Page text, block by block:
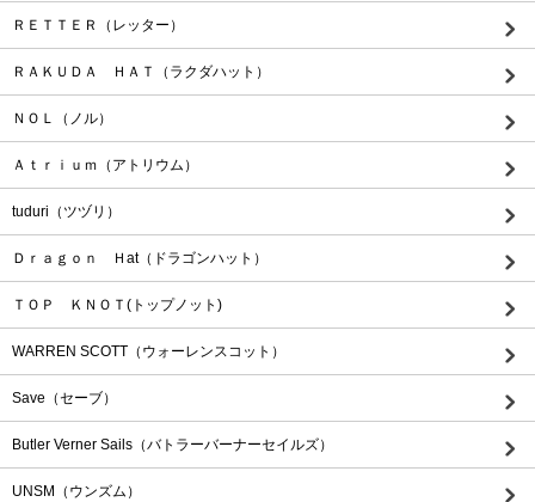
ＲＥＴＴＥＲ（レッター）
ＲＡＫＵＤＡ ＨＡＴ（ラクダハット）
ＮＯＬ（ノル）
Ａｔｒｉｕｍ（アトリウム）
tuduri（ツヅリ）
Ｄｒａｇｏｎ Ｈat（ドラゴンハット）
ＴＯＰ ＫＮＯＴ(トップノット)
WARREN SCOTT（ウォーレンスコット）
Save（セーブ）
Butler Verner Sails（バトラーバーナーセイルズ）
UNSM（ウンズム）